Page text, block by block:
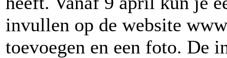
invullen op de website
toevoegen en een foto. De